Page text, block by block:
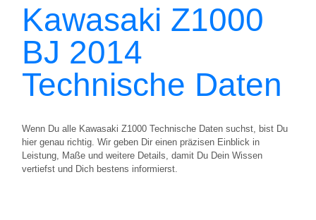
Kawasaki Z1000
BJ 2014
Technische Daten
Wenn Du alle Kawasaki Z1000 Technische Daten suchst, bist Du
hier genau richtig. Wir geben Dir einen präzisen Einblick in
Leistung, Maße und weitere Details, damit Du Dein Wissen
vertiefst und Dich bestens informierst.